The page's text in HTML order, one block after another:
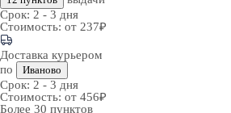
Срок: 2 - 3 дня
Стоимость: от 237₽
Доставка курьером
по
Иваново
Срок: 2 - 3 дня
Стоимость: от 456₽
Более 30 пунктов